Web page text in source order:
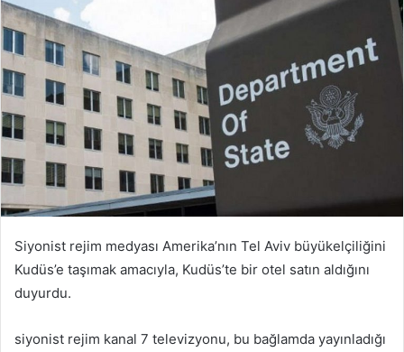
Siyonist rejim medyası Amerika’nın Tel Aviv büyükelçiliğini
Kudüs’e taşımak amacıyla, Kudüs’te bir otel satın aldığını
duyurdu.
siyonist rejim kanal 7 televizyonu, bu bağlamda yayınladığı